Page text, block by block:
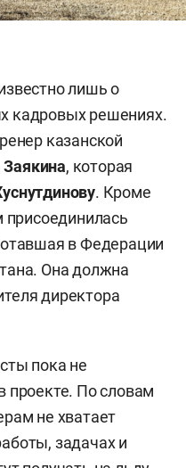
лишь о
кадровых решениях.
казанской
, которая
. Кроме
присоединилась
в Федерации
Она должна
директора
пока не
проекте. По словам
не хватает
задачах и